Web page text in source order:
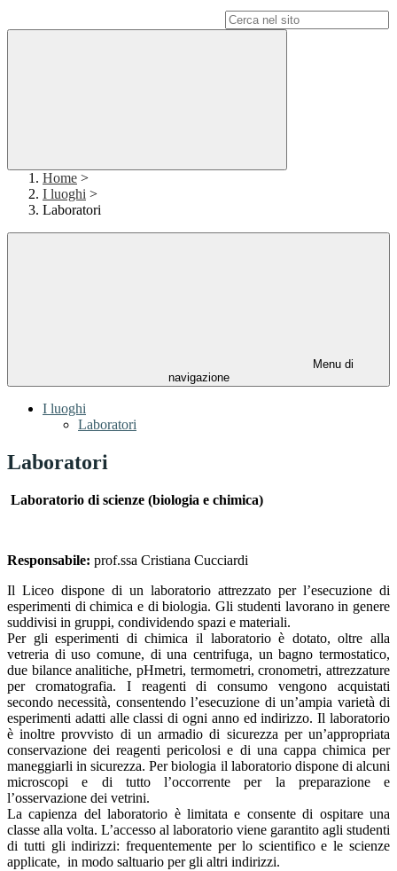
Home >
I luoghi >
Laboratori
Menu di
navigazione
I luoghi
Laboratori
Laboratori
Laboratorio di scienze (biologia e chimica)
Responsabile: prof.ssa Cristiana Cucciardi
Il Liceo dispone di un laboratorio attrezzato per l’esecuzione di
esperimenti di chimica e di biologia. Gli studenti lavorano in genere
suddivisi in gruppi, condividendo spazi e materiali.
Per gli esperimenti di chimica il laboratorio è dotato, oltre alla
vetreria di uso comune, di una centrifuga, un bagno termostatico,
due bilance analitiche, pHmetri, termometri, cronometri, attrezzature
per cromatografia. I reagenti di consumo vengono acquistati
secondo necessità, consentendo l’esecuzione di un’ampia varietà di
esperimenti adatti alle classi di ogni anno ed indirizzo. Il laboratorio
è inoltre provvisto di un armadio di sicurezza per un’appropriata
conservazione dei reagenti pericolosi e di una cappa chimica per
maneggiarli in sicurezza. Per biologia il laboratorio dispone di alcuni
microscopi e di tutto l’occorrente per la preparazione e
l’osservazione dei vetrini.
La capienza del laboratorio è limitata e consente di ospitare una
classe alla volta. L’accesso al laboratorio viene garantito agli studenti
di tutti gli indirizzi: frequentemente per lo scientifico e le scienze
applicate, in modo saltuario per gli altri indirizzi.